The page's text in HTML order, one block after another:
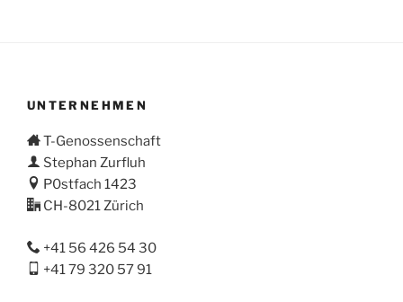
UNTERNEHMEN
T-Genossenschaft
Stephan Zurfluh
P0stfach 1423
CH-8021 Zürich
+41 56 426 54 30
+41 79 320 57 91